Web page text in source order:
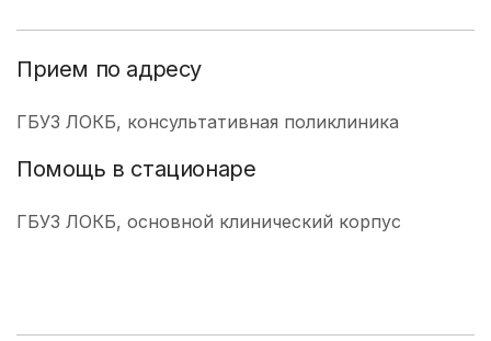
Прием по адресу
ГБУЗ ЛОКБ, консультативная поликлиника
Помощь в стационаре
ГБУЗ ЛОКБ, основной клинический корпус